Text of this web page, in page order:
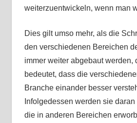
weiterzuentwickeln, wenn man
Dies gilt umso mehr, als die
den verschiedenen Bereichen
immer weiter abgebaut werden,
bedeutet, dass die
Branche einander besser
Infolgedessen werden sie
die in anderen Bereichen